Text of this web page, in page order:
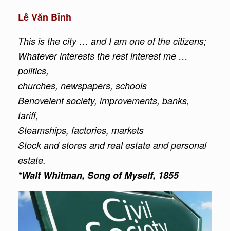
Lê Văn Bỉnh
This is the city … and I am one of the citizens;
Whatever interests the rest interest me …
politics,
churches, newspapers, schools
Benovelent society, improvements, banks,
tariff,
Steamships, factories, markets
Stock and stores and real estate and personal
estate.
*Walt Whitman, Song of Myself, 1855